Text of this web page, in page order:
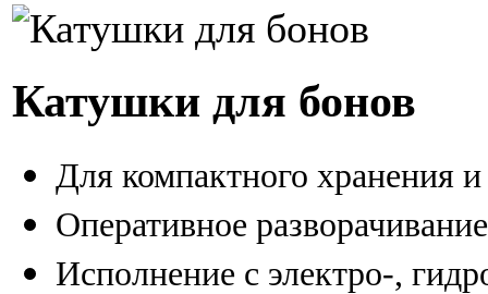
Катушки для бонов
Для компактного хранения
Оперативное
Исполнение с электро-,